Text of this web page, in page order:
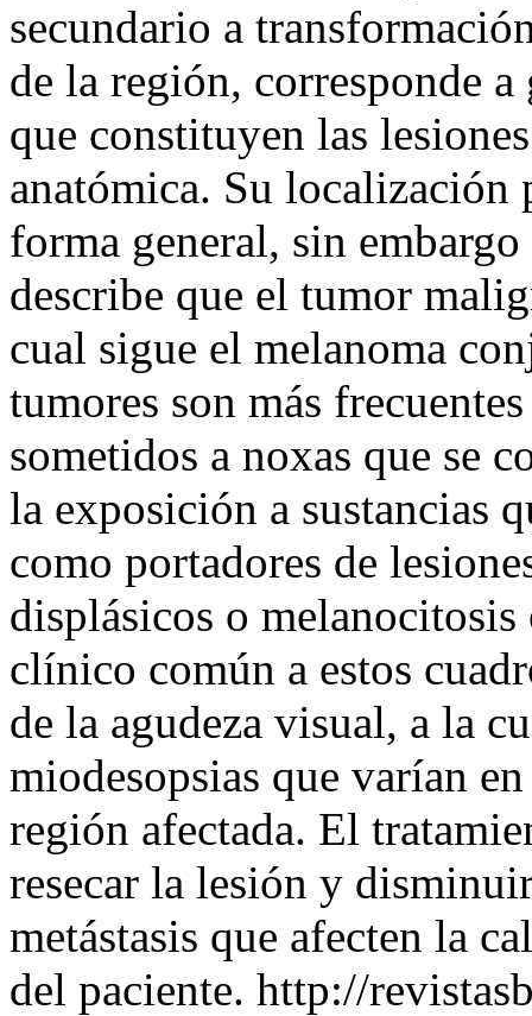
secundario a
de la región, corresponde
que constituyen las
anatómica. Su localización
forma general, sin
describe que el tumor
cual sigue el melanoma
tumores son más
sometidos a noxas que se
la exposición a sustancias
como portadores de
displásicos o
clínico común a estos
de la agudeza visual, a la
miodesopsias que varían
región afectada. El
resecar la lesión y
metástasis que afecten la
del paciente. http://